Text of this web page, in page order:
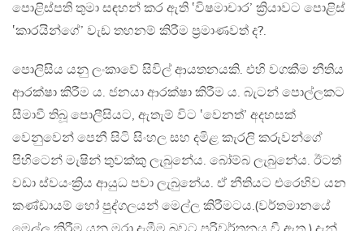
පොළිස්පති තුමා සඳහන් කර ඇති ‛විෂමාචාර’ ක්‍රියාවට පොළිස්
‛කාරයින්ගේ’ වැඩ තහනම් කිරීම ප්‍රමාණවත් ද?.
පොලිසිය යනු ලංකාවේ සිවිල් ආයතනයකි. එහි වගකීම නීතිය
ආරක්ෂා කිරීම ය. ජනයා ආරක්ෂා කිරීම ය. බැටන් පොල්ලකට
සීමාවී තිබූ පොලීසියට, ඇතැම් විට ‛වෙනත්’ අදහසක්
වෙනුවෙන් පෙනී සිටි සිංහල සහ දමිළ කැරලි කරුවන්ගේ
පිහිටෙන් මැෂින් තුවක්කු ලැබුනේය. බෝම්බ ලැබුනේය. ඊටත්
වඩා ස්වයංක්‍රිය ආයුධ පවා ලැබුනේය. ඒ නීතියට එරෙහිව යන
කණ්ඩායම් හෝ පුද්ගලයන් මෙල්ල කිරීමටය.(වර්තමානයේ